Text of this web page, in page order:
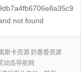
解决方法: 数据库连
信息填写有问题。找
not found
斯卡资源 奶香香资源
动岛导航网